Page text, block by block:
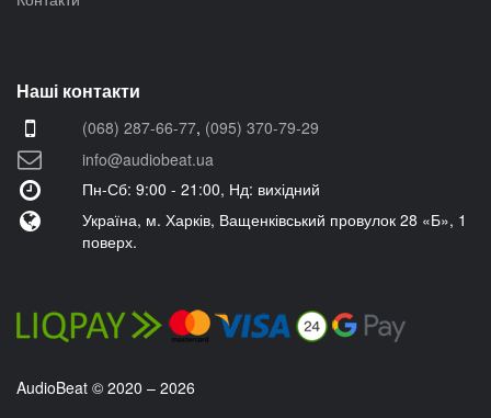
Наші контакти
(068) 287-66-77, (095) 370-79-29
info@audiobeat.ua
Пн-Сб: 9:00 - 21:00, Нд: вихідний
Україна, м. Харків, Ващенківський провулок 28 «Б», 1
поверх.
AudioBeat © 2020 – 2026